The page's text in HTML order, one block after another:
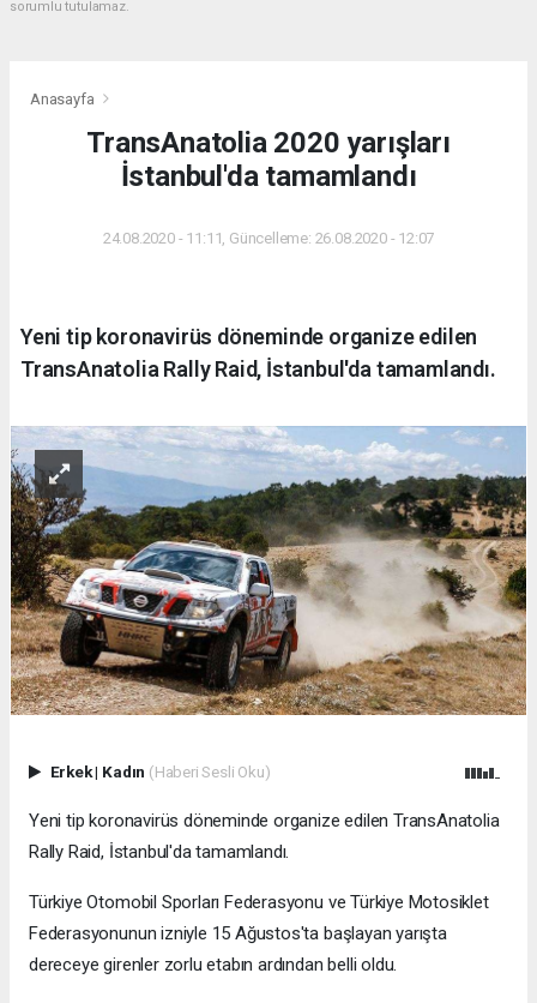
sorumlu tutulamaz.
Anasayfa
TransAnatolia 2020 yarışları
İstanbul'da tamamlandı
24.08.2020 - 11:11, Güncelleme: 26.08.2020 - 12:07
Yeni tip koronavirüs döneminde organize edilen
TransAnatolia Rally Raid, İstanbul'da tamamlandı.
Erkek| Kadın (Haberi Sesli Oku)
Yeni tip koronavirüs döneminde organize edilen TransAnatolia
Rally Raid, İstanbul'da tamamlandı.
Türkiye Otomobil Sporları Federasyonu ve Türkiye Motosiklet
Federasyonunun izniyle 15 Ağustos'ta başlayan yarışta
dereceye girenler zorlu etabın ardından belli oldu.